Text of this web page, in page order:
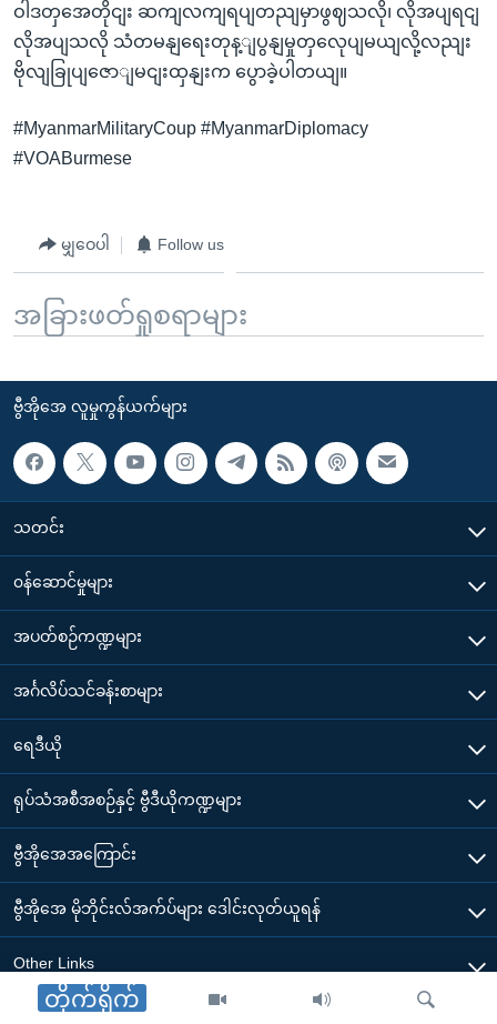
တိုက်ရိုက်
ဝါဒတှအေတိုငျး ဆကျလကျရပျတညျမှာဖွဈသလို၊ လိုအပျရငျ
လိုအပျသလို သံတမနျရေးတုန့ျပွနျမှုတှလေုပျမယျလို့လညျး
ဗိုလျခြုပျဇောျမငျးထှနျးက ပွောခဲ့ပါတယျ။
#MyanmarMilitaryCoup #MyanmarDiplomacy
#VOABurmese
မျှဝေပါ Follow us
အခြားဖတ်ရှုစရာများ
ဗွီအိုအေ လူမှုကွန်ယက်များ
သတင်း
၀န်ဆောင်မှုများ
အပတ်စဉ်ကဏ္ဍများ
အင်္ဂလိပ်သင်ခန်းစာများ
ရေဒီယို
ရုပ်သံအစီအစဉ်နှင့် ဗွီဒီယိုကဏ္ဍများ
ဗွီအိုအေအကြောင်း
ဗွီအိုအေ မိုဘိုင်းလ်အက်ပ်များ ဒေါင်းလုတ်ယူရန်
Other Links